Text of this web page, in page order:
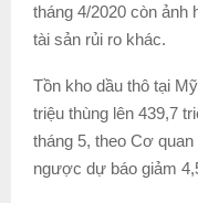
tháng 4/2020 còn ảnh
tài sản rủi ro khác.
Tồn kho dầu thô tại
triệu thùng lên 439,7
tháng 5, theo Cơ
ngược dự báo giảm